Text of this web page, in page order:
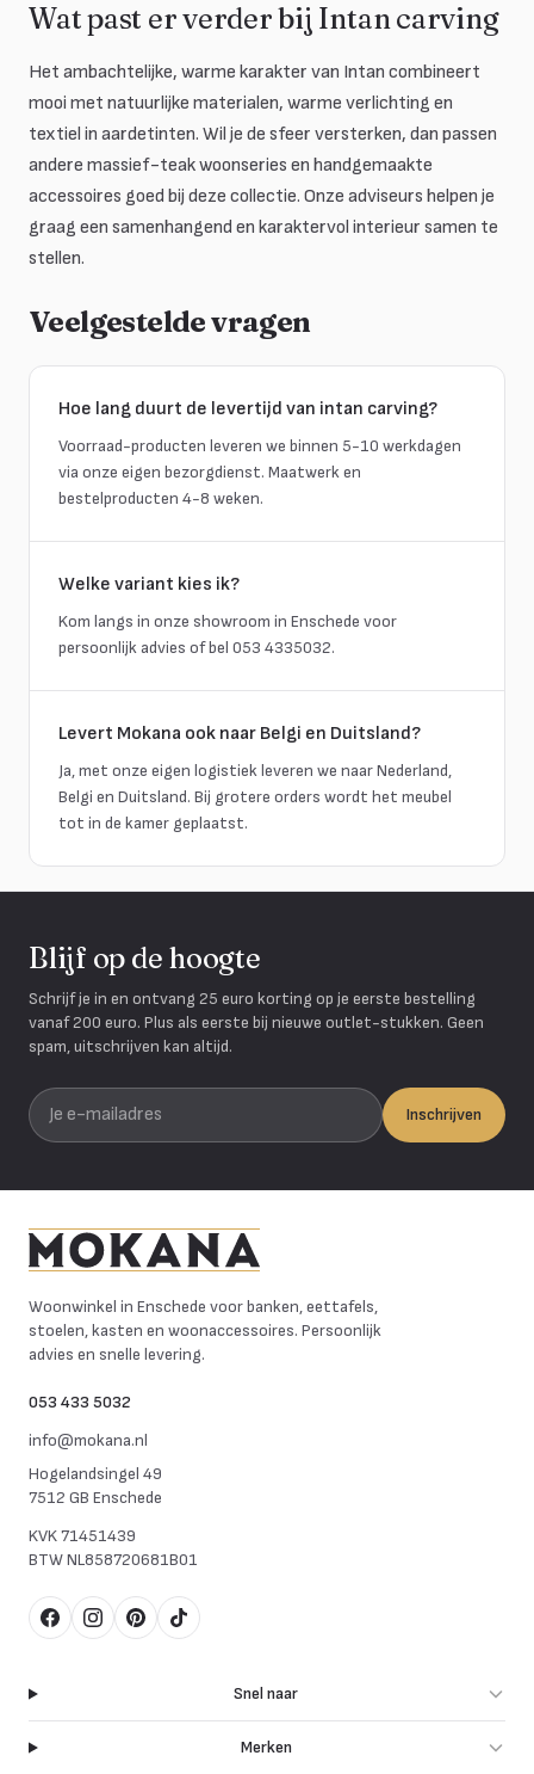
Wat past er verder bij Intan carving
Het ambachtelijke, warme karakter van Intan combineert
mooi met natuurlijke materialen, warme verlichting en
textiel in aardetinten. Wil je de sfeer versterken, dan passen
andere massief-teak woonseries en handgemaakte
accessoires goed bij deze collectie. Onze adviseurs helpen je
graag een samenhangend en karaktervol interieur samen te
stellen.
Veelgestelde vragen
Hoe lang duurt de levertijd van intan carving?
Voorraad-producten leveren we binnen 5-10 werkdagen
via onze eigen bezorgdienst. Maatwerk en
bestelproducten 4-8 weken.
Welke variant kies ik?
Kom langs in onze showroom in Enschede voor
persoonlijk advies of bel 053 4335032.
Levert Mokana ook naar Belgi en Duitsland?
Ja, met onze eigen logistiek leveren we naar Nederland,
Belgi en Duitsland. Bij grotere orders wordt het meubel
tot in de kamer geplaatst.
Blijf op de hoogte
Schrijf je in en ontvang 25 euro korting op je eerste bestelling
vanaf 200 euro. Plus als eerste bij nieuwe outlet-stukken. Geen
spam, uitschrijven kan altijd.
Je e-mailadres
Inschrijven
Woonwinkel in Enschede voor banken, eettafels,
stoelen, kasten en woonaccessoires. Persoonlijk
advies en snelle levering.
053 433 5032
info@mokana.nl
Hogelandsingel 49
7512 GB Enschede
KVK71451439
BTWNL858720681B01
FacebookInstagram
Pinterest
TikTok
Snel naar
Merken